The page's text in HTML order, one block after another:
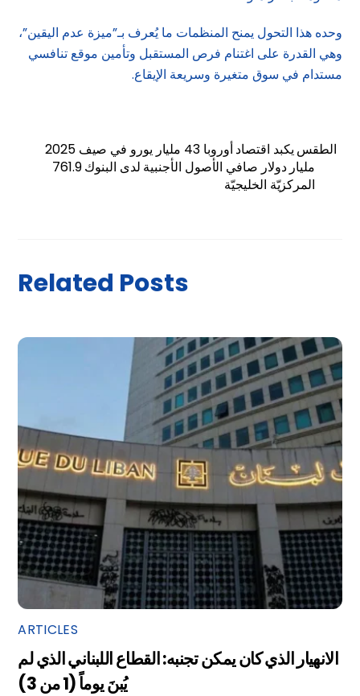
وحده هذا التحول يمنح المنظمات ما يُعرف بـ”ميزة عدم اليقين”،
وهي القدرة على اغتنام فرص المستقبل وتأمين موقع تنافسي
مستدام في سوق متغيرة وسريعة الإيقاع.
الطقس يكبد اقتصاد أوروبا 43 مليار يورو في صيف 2025
761.9 مليار دولار صافي الأصول الأجنبية لدى البنوك
المركزيّة الخليجيّة
Related Posts
ARTICLES
الانهيار الذي كان يمكن تجنبه: القطاع اللبناني الذي لم
يُبنَ يوماً (1 من 3)